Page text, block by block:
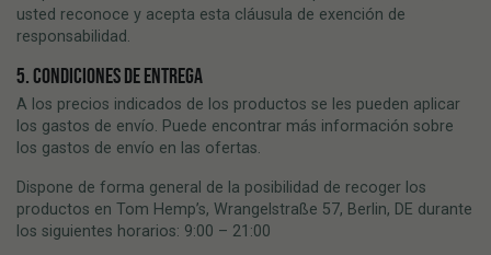
usted reconoce y acepta esta cláusula de exención de
responsabilidad.
5. CONDICIONES DE ENTREGA
A los precios indicados de los productos se les pueden aplicar
los gastos de envío. Puede encontrar más información sobre
los gastos de envío en las ofertas.
Dispone de forma general de la posibilidad de recoger los
productos en Tom Hemp’s, Wrangelstraße 57, Berlin, DE durante
los siguientes horarios: 9:00 – 21:00